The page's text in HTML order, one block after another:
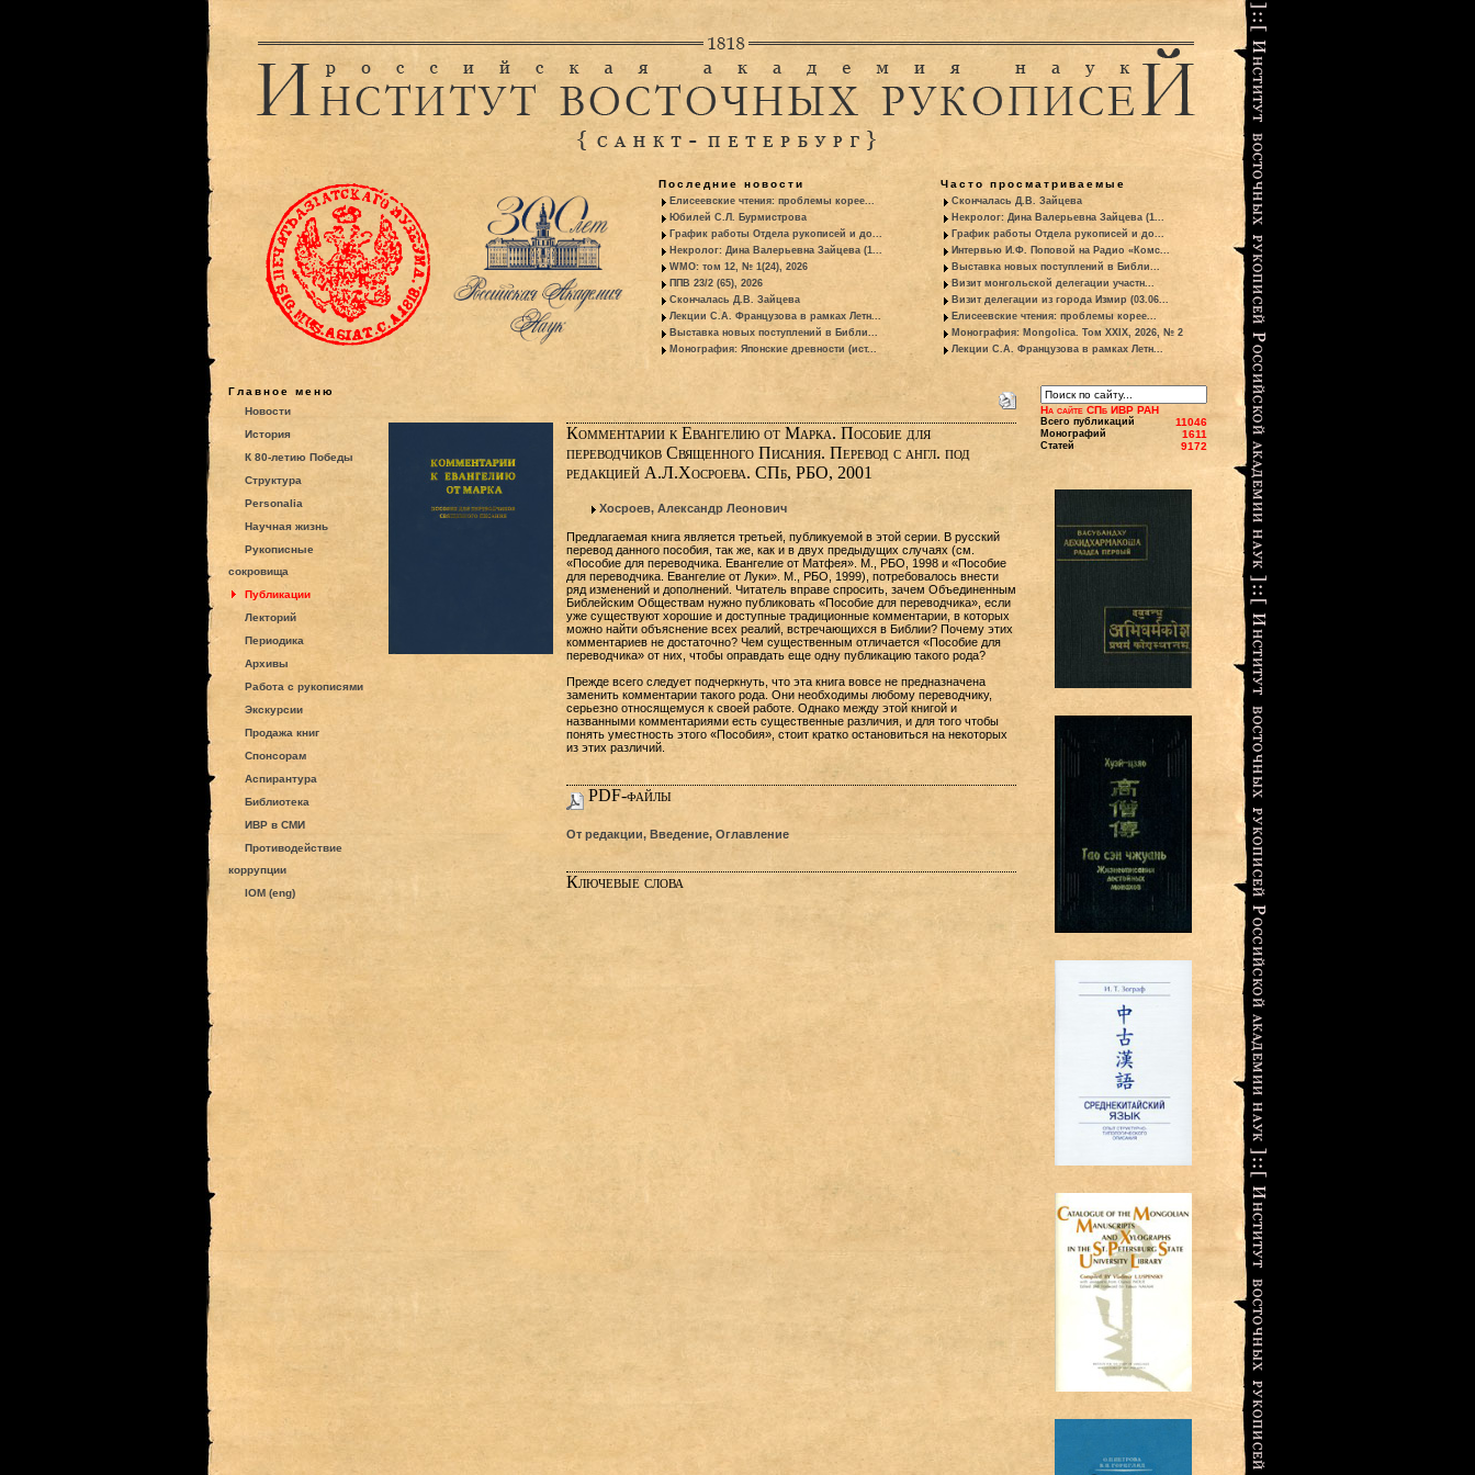
Последние новости
Елисеевские чтения: проблемы корее...
Юбилей С.Л. Бурмистрова
График работы Отдела рукописей и до...
Некролог: Дина Валерьевна Зайцева (1...
WMO: том 12, № 1(24), 2026
ППВ 23/2 (65), 2026
Скончалась Д.В. Зайцева
Лекции С.А. Французова в рамках Летн...
Выставка новых поступлений в Библи...
Монография: Японские древности (ист...
Часто просматриваемые
Скончалась Д.В. Зайцева
Некролог: Дина Валерьевна Зайцева (1...
График работы Отдела рукописей и до...
Интервью И.Ф. Поповой на Радио «Комс...
Выставка новых поступлений в Библи...
Визит монгольской делегации участн...
Визит делегации из города Измир (03.06...
Елисеевские чтения: проблемы корее...
Монография: Mongolica. Том XXIX, 2026, № 2
Лекции С.А. Французова в рамках Летн...
Главное меню
Новости
История
К 80-летию Победы
Структура
Personalia
Научная жизнь
Рукописные
сокровища
Публикации
Лекторий
Периодика
Архивы
Работа с рукописями
Экскурсии
Продажа книг
Спонсорам
Аспирантура
Библиотека
ИВР в СМИ
Противодействие
коррупции
IOM (eng)
Комментарии к Евангелию от Марка. Пособие для
переводчиков Священного Писания. Перевод с англ. под
редакцией А.Л.Хосроева. СПб, РБО, 2001
Хосроев, Александр Леонович
Предлагаемая книга является третьей, публикуемой в этой серии. В русский
перевод данного пособия, так же, как и в двух предыдущих случаях (см.
«Пособие для переводчика. Евангелие от Матфея». М., РБО, 1998 и «Пособие
для переводчика. Евангелие от Луки». М., РБО, 1999), потребовалось внести
ряд изменений и дополнений. Читатель вправе спросить, зачем Объединенным
Библейским Обществам нужно публиковать «Пособие для переводчика», если
уже существуют хорошие и доступные традиционные комментарии, в которых
можно найти объяснение всех реалий, встречающихся в Библии? Почему этих
комментариев не достаточно? Чем существенным отличается «Пособие для
переводчика» от них, чтобы оправдать еще одну публикацию такого рода?
Прежде всего следует подчеркнуть, что эта книга вовсе не предназначена
заменить комментарии такого рода. Они необходимы любому переводчику,
серьезно относящемуся к своей работе. Однако между этой книгой и
названными комментариями есть существенные различия, и для того чтобы
понять уместность этого «Пособия», стоит кратко остановиться на некоторых
из этих различий.
PDF-файлы
От редакции, Введение, Оглавление
Ключевые слова
На сайте СПб ИВР РАН
Всего публикаций 11046
Монографий 1611
Статей 9172